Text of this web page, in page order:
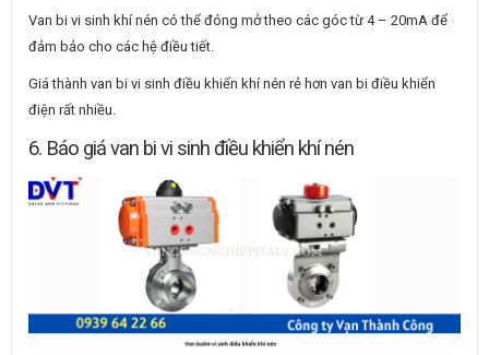
Van bi vi sinh khí nén có thể đóng mở theo các góc từ 4 – 20mA để
đảm bảo cho các hệ điều tiết.
Giá thành van bi vi sinh điều khiển khí nén rẻ hơn van bi điều khiển
điện rất nhiều.
6. Báo giá van bi vi sinh điều khiển khí nén